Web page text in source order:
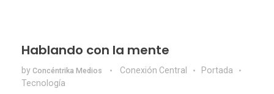
Hablando con la mente
by Concéntrika Medios Conexión Central
Portada
Tecnologí­a